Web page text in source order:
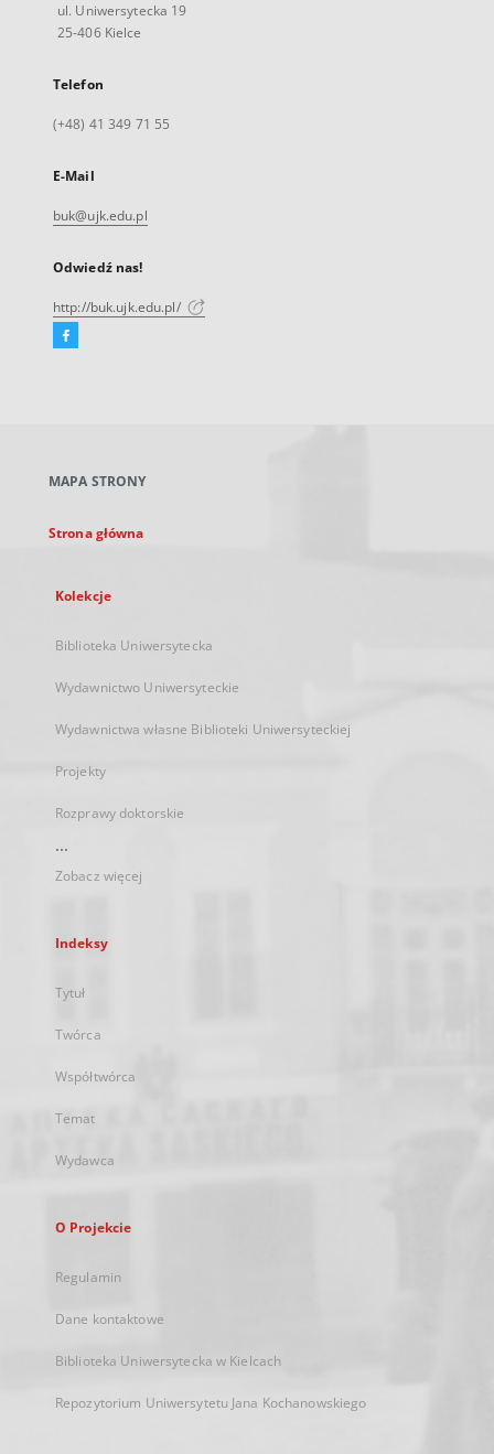
ul. Uniwersytecka 19
25-406 Kielce
Telefon
(+48) 41 349 71 55
E-Mail
buk@ujk.edu.pl
Odwiedź nas!
http://buk.ujk.edu.pl/
Facebook
karcie
MAPA STRONY
Strona główna
Kolekcje
Biblioteka Uniwersytecka
Wydawnictwo Uniwersyteckie
Wydawnictwa własne Biblioteki Uniwersyteckiej
Projekty
Rozprawy doktorskie
...
Zobacz więcej
Indeksy
Tytuł
Twórca
Współtwórca
Temat
Wydawca
O Projekcie
Regulamin
Dane kontaktowe
Biblioteka Uniwersytecka w Kielcach
Repozytorium Uniwersytetu Jana Kochanowskiego